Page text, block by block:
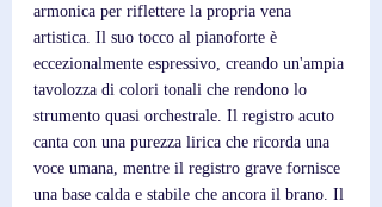
armonica per riflettere la propria vena
artistica. Il suo tocco al pianoforte è
eccezionalmente espressivo, creando un'ampia
tavolozza di colori tonali che rendono lo
strumento quasi orchestrale. Il registro acuto
canta con una purezza lirica che ricorda una
voce umana, mentre il registro grave fornisce
una base calda e stabile che ancora il brano. Il